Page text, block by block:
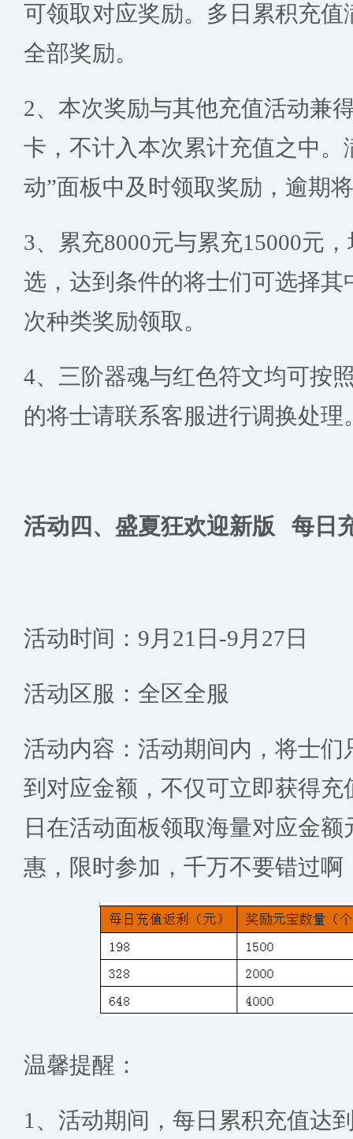
可领取对应奖励。多日累积充值
全部奖励。
2、本次奖励与其他充值活动兼
卡，不计入本次累计充值之中。
动”面板中及时领取奖励，逾期
3、累充8000元与累充15000元
选，达到条件的将士们可选择其
次种类奖励领取。
4、三阶器魂与红色符文均可按
的将士请联系客服进行调换处理
活动四、盛夏狂欢迎新版 每日
活动时间：9月21日-9月27日
活动区服：全区全服
活动内容：活动期间内，将士们
到对应金额，不仅可立即获得充
日在活动面板领取海量对应金
惠，限时参加，千万不要错过啊
温馨提醒：
1、活动期间，每日累积充值达